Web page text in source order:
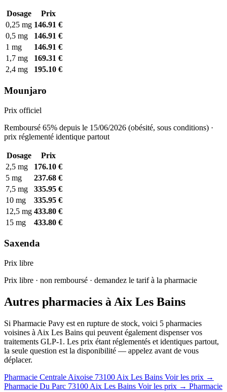
Dosage
Prix
0,25 mg 146.91 €
0,5 mg
146.91 €
1 mg
146.91 €
1,7 mg
169.31 €
2,4 mg
195.10 €
Mounjaro
Prix officiel
Remboursé 65% depuis le 15/06/2026 (obésité, sous conditions) ·
prix réglementé identique partout
Dosage
Prix
2,5 mg
176.10 €
5 mg
237.68 €
7,5 mg
335.95 €
10 mg
335.95 €
12,5 mg 433.80 €
15 mg
433.80 €
Saxenda
Prix libre
Prix libre · non remboursé · demandez le tarif à la pharmacie
Autres pharmacies à Aix Les Bains
Si Pharmacie Pavy est en rupture de stock, voici 5 pharmacies
voisines à Aix Les Bains qui peuvent également dispenser vos
traitements GLP-1. Les prix étant réglementés et identiques partout,
la seule question est la disponibilité — appelez avant de vous
déplacer.
Pharmacie Centrale Aixoise 73100 Aix Les Bains Voir les prix →
Pharmacie Du Parc 73100 Aix Les Bains Voir les prix → Pharmacie